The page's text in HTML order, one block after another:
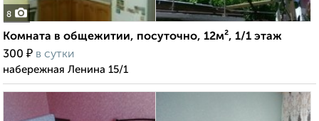
8
Комната в общежитии, посуточно, 12м², 1/1 этаж
300 ₽ в сутки
набережная Ленина 15/1